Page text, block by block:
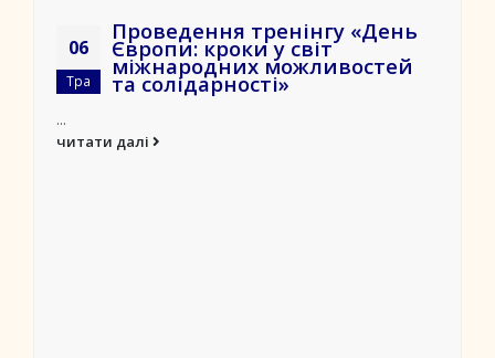
06
Тра
Проведення тренінгу «День
Європи: кроки у світ
міжнародних можливостей
та солідарності»
...
читати далі